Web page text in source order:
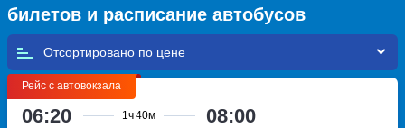
билетов и расписание автобусов
Отсортировано по
Рейс с автовокзала
06:20 1ч40м 08:00